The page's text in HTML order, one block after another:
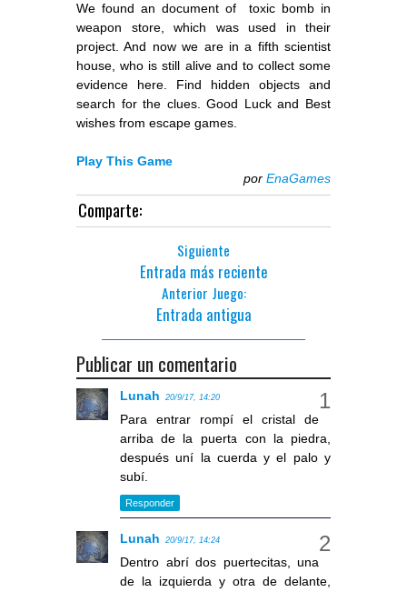
We found an document of toxic bomb in
weapon store, which was used in their
project. And now we are in a fifth scientist
house, who is still alive and to collect some
evidence here. Find hidden objects and
search for the clues. Good Luck and Best
wishes from escape games.
Play This Game
por EnaGames
Comparte:
Siguiente
Entrada más reciente
Anterior Juego:
Entrada antigua
Publicar un comentario
Lunah 20/9/17, 14:20
Para entrar rompí el cristal de
arriba de la puerta con la piedra,
después uní la cuerda y el palo y
subí.
Responder
Lunah 20/9/17, 14:24
Dentro abrí dos puertecitas, una
de la izquierda y otra de delante,